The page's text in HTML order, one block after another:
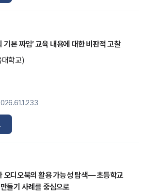
기본 짜임’ 교육 내용에 대한 비판적 고찰
학교)
오디오북의 활용 가능성 탐색— 초등학교
들기 사례를 중심으로